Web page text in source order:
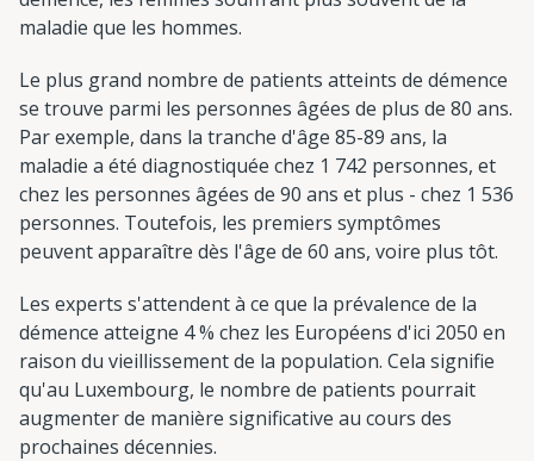
maladie que les hommes.
Le plus grand nombre de patients atteints de démence
se trouve parmi les personnes âgées de plus de 80 ans.
Par exemple, dans la tranche d'âge 85-89 ans, la
maladie a été diagnostiquée chez 1 742 personnes, et
chez les personnes âgées de 90 ans et plus - chez 1 536
personnes. Toutefois, les premiers symptômes
peuvent apparaître dès l'âge de 60 ans, voire plus tôt.
Les experts s'attendent à ce que la prévalence de la
démence atteigne 4 % chez les Européens d'ici 2050 en
raison du vieillissement de la population. Cela signifie
qu'au Luxembourg, le nombre de patients pourrait
augmenter de manière significative au cours des
prochaines décennies.